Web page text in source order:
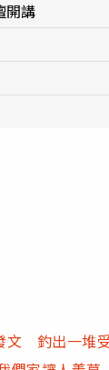
開講
文 釣出一堆